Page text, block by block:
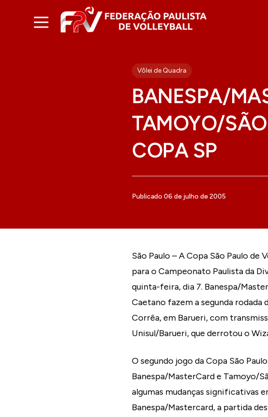
Vôlei de Quadra
BANESPA/
TAMOYO/
COPA SP
Publicado 06 de julho de 2005
São Paulo – A Copa São Paulo
para o Campeonato Paulista da
quinta-feira, dia 7. Banespa/
Caetano fazem a segunda rodada
Corrêa, em Barueri, com
Unisul/Barueri, que derrotou o
O segundo jogo da Copa São
Banespa/MasterCard e Tamoyo/
algumas mudanças significativas
Banespa/Mastercard, a partida